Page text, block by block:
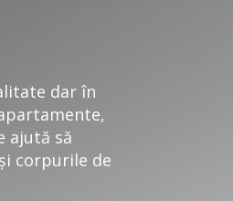
dar în
ajută să
corpurile de